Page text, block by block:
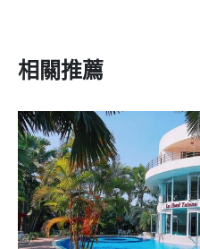
相關推薦